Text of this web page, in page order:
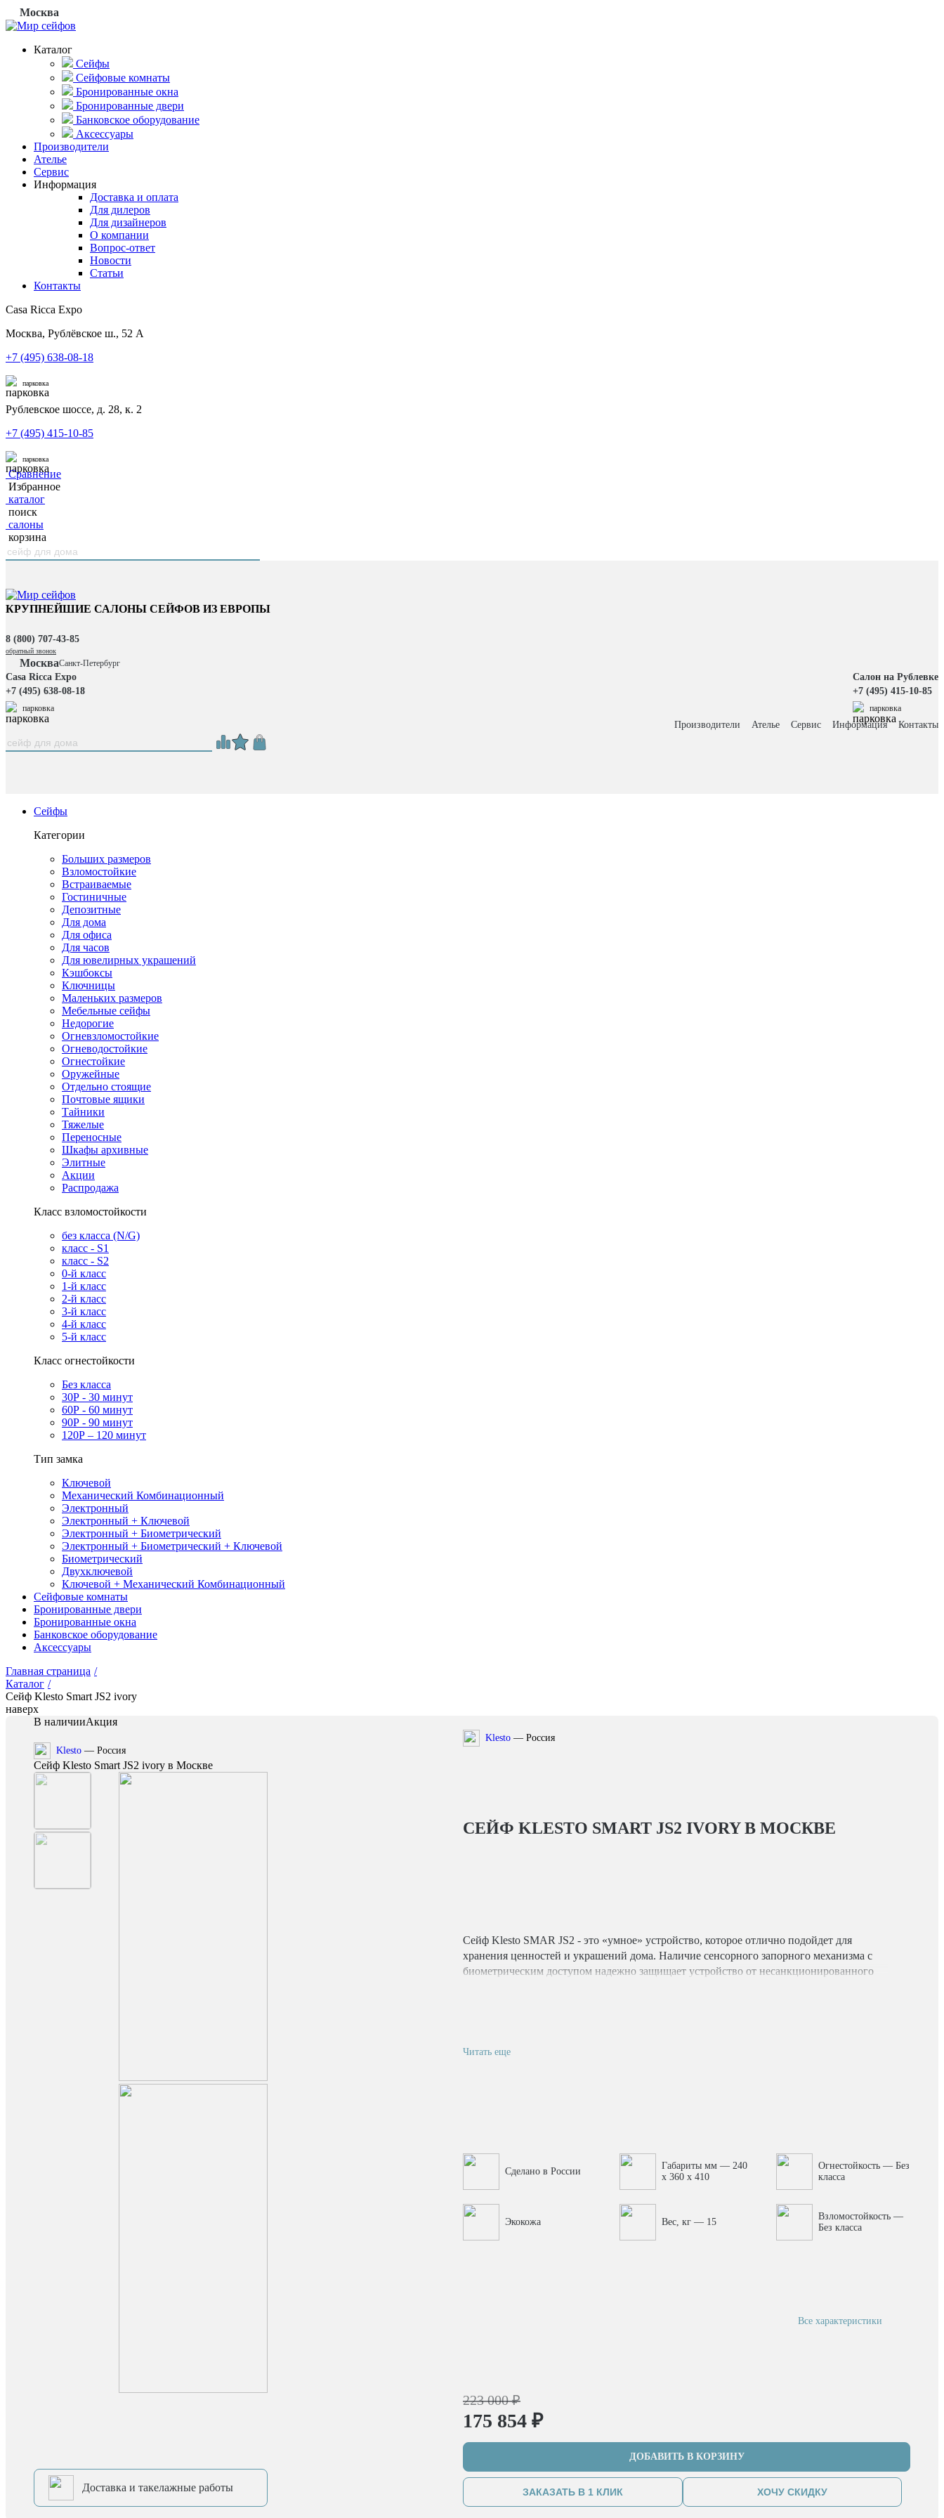
Москва
Каталог
Сейфы
Сейфовые комнаты
Бронированные окна
Бронированные двери
Банковское оборудование
Аксессуары
Производители
Ателье
Сервис
Информация
Доставка и оплата
Для дилеров
Для дизайнеров
О компании
Вопрос-ответ
Новости
Статьи
Контакты
Casa Ricca Expo
Москва, Рублёвское ш., 52 А
+7 (495) 638-08-18
парковка
Рублевское шоссе, д. 28, к. 2
+7 (495) 415-10-85
парковка
Сравнение
Избранное
каталог
поиск
салоны
корзина
КРУПНЕЙШИЕ САЛОНЫ СЕЙФОВ ИЗ ЕВРОПЫ
8 (800) 707-43-85
обратный звонок
МоскваСанкт-Петербург
Casa Ricca Expo
+7 (495) 638-08-18
парковка
Салон на Рублевке
+7 (495) 415-10-85
парковка
Производители Ателье Сервис Информация Контакты
Сейфы
Категории
Больших размеров
Взломостойкие
Встраиваемые
Гостиничные
Депозитные
Для дома
Для офиса
Для часов
Для ювелирных украшений
Кэшбоксы
Ключницы
Маленьких размеров
Мебельные сейфы
Недорогие
Огневзломостойкие
Огневодостойкие
Огнестойкие
Оружейные
Отдельно стоящие
Почтовые ящики
Тайники
Тяжелые
Переносные
Шкафы архивные
Элитные
Акции
Распродажа
Класс взломостойкости
без класса (N/G)
класс - S1
класс - S2
0-й класс
1-й класс
2-й класс
3-й класс
4-й класс
5-й класс
Класс огнестойкости
Без класса
30Р - 30 минут
60Р - 60 минут
90Р - 90 минут
120Р – 120 минут
Тип замка
Ключевой
Механический Комбинационный
Электронный
Электронный + Ключевой
Электронный + Биометрический
Электронный + Биометрический + Ключевой
Биометрический
Двухключевой
Ключевой + Механический Комбинационный
Сейфовые комнаты
Бронированные двери
Бронированные окна
Банковское оборудование
Аксессуары
Главная страница /
Каталог /
Сейф Klesto Smart JS2 ivory
наверх
В наличииАкция
Klesto — Россия
Сейф Klesto Smart JS2 ivory в Москве
Доставка и такелажные работы
Klesto — Россия
СЕЙФ KLESTO SMART JS2 IVORYВ МОСКВЕ
Сейф Klesto SMAR JS2 - это «умное» устройство, которое отлично подойдет для
хранения ценностей и украшений дома. Наличие сенсорного запорного механизма с
биометрическим доступом надежно защищает устройство от несанкционированного
Читать еще
Сделано в России
Габариты мм — 240
x 360 x 410
Огнестойкость — Без
класса
Экокожа Вес, кг — 15
Взломостойкость —
Без класса
Все характеристики
223 000 ₽
175 854 ₽
ДОБАВИТЬ В КОРЗИНУ
ЗАКАЗАТЬ В 1 КЛИК ХОЧУ СКИДКУ